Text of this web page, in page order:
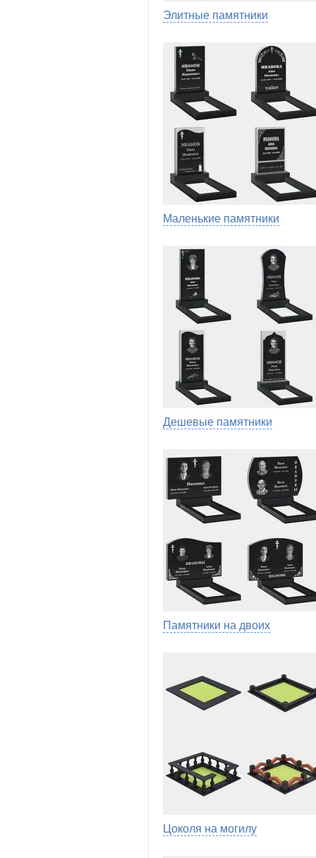
Элитные памятники
Маленькие памятники
Дешевые памятники
Памятники на двоих
Цоколя на могилу